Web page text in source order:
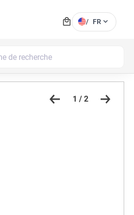
local_mall / FR expand_more
1 / 2